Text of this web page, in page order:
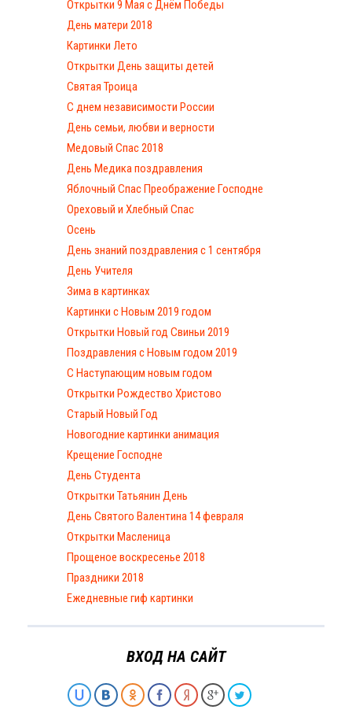
Открытки 9 Мая с Днём Победы
День матери 2018
Картинки Лето
Открытки День защиты детей
Святая Троица
С днем независимости России
День семьи, любви и верности
Медовый Спас 2018
День Медика поздравления
Яблочный Спас Преображение Господне
Ореховый и Хлебный Спас
Осень
День знаний поздравления с 1 сентября
День Учителя
Зима в картинках
Картинки с Новым 2019 годом
Открытки Новый год Свиньи 2019
Поздравления с Новым годом 2019
С Наступающим новым годом
Открытки Рождество Христово
Старый Новый Год
Новогодние картинки анимация
Крещение Господне
День Студента
Открытки Татьянин День
День Святого Валентина 14 февраля
Открытки Масленица
Прощеное воскресенье 2018
Праздники 2018
Ежедневные гиф картинки
ВХОД НА САЙТ